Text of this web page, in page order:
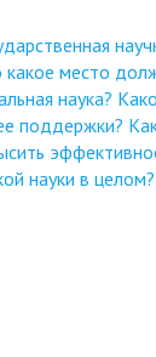
какое место
наука?
поддержки?
науки в целом?